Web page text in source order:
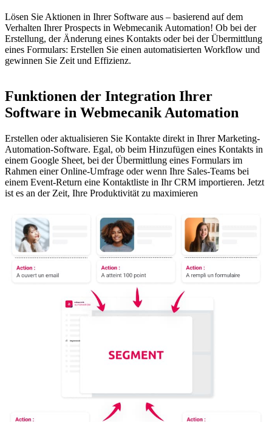
Lösen Sie Aktionen in Ihrer Software aus – basierend auf dem
Verhalten Ihrer Prospects in Webmecanik Automation! Ob bei der
Erstellung, der Änderung eines Kontakts oder bei der Übermittlung
eines Formulars: Erstellen Sie einen automatisierten Workflow und
gewinnen Sie Zeit und Effizienz.
Funktionen der Integration Ihrer
Software in Webmecanik Automation
Erstellen oder aktualisieren Sie Kontakte direkt in Ihrer Marketing-
Automation-Software. Egal, ob beim Hinzufügen eines Kontakts in
einem Google Sheet, bei der Übermittlung eines Formulars im
Rahmen einer Online-Umfrage oder wenn Ihre Sales-Teams bei
einem Event-Return eine Kontaktliste in Ihr CRM importieren. Jetzt
ist es an der Zeit, Ihre Produktivität zu maximieren